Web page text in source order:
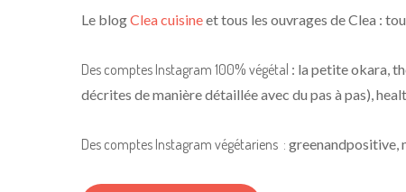
Le blogClea cuisineet tous les ouvrages de Clea :
Des comptes Instagram 100% végétal : la petite okara,
décrites de manière détaillée avec du pas à pas),
Des comptes Instagram végétariens :greenandpositive,